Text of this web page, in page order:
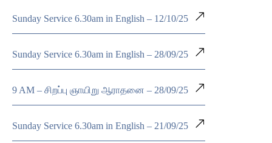
Sunday Service 6.30am in English – 12/10/25
Sunday Service 6.30am in English – 28/09/25
9 AM – சிறப்பு ஞாயிறு ஆராதனை – 28/09/25
Sunday Service 6.30am in English – 21/09/25